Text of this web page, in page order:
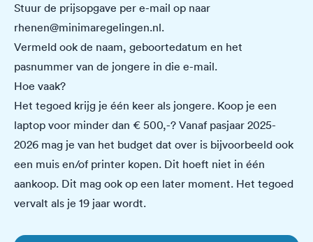
Stuur de prijsopgave per e-mail op naar
rhenen@minimaregelingen.nl.
Vermeld ook de naam, geboortedatum en het
pasnummer van de jongere in die e-mail.
Hoe vaak?
Het tegoed krijg je één keer als jongere. Koop je een
laptop voor minder dan € 500,-? Vanaf pasjaar 2025-
2026 mag je van het budget dat over is bijvoorbeeld ook
een muis en/of printer kopen. Dit hoeft niet in één
aankoop. Dit mag ook op een later moment. Het tegoed
vervalt als je 19 jaar wordt.